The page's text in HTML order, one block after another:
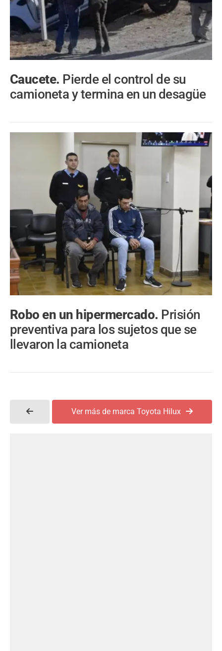
Caucete. Pierde el control de su
camioneta y termina en un desagüe
Robo en un hipermercado. Prisión
preventiva para los sujetos que se
llevaron la camioneta
Ver más de marca Toyota Hilux